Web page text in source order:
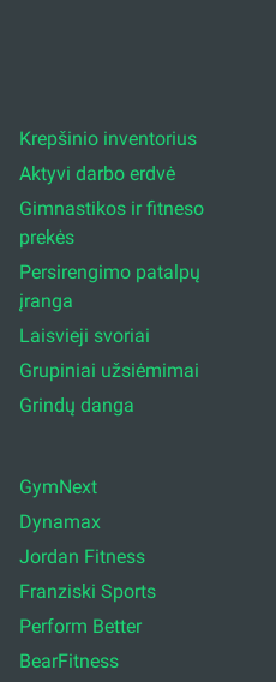
Krepšinio inventorius
Aktyvi darbo erdvė
Gimnastikos ir fitneso
prekės
Persirengimo patalpų
įranga
Laisvieji svoriai
Grupiniai užsiėmimai
Grindų danga
GymNext
Dynamax
Jordan Fitness
Franziski Sports
Perform Better
BearFitness